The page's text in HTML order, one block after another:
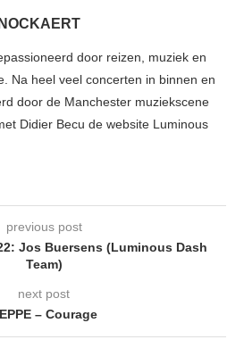
door reizen, muziek en
Na heel veel concerten in binnen en
door de Manchester muziekscene
Didier Becu de website Luminous
previous post
Jos Buersens (Luminous Dash
Team)
next post
– Courage